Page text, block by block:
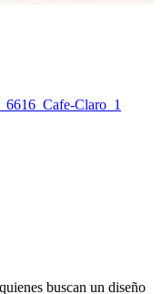
buscan un diseño